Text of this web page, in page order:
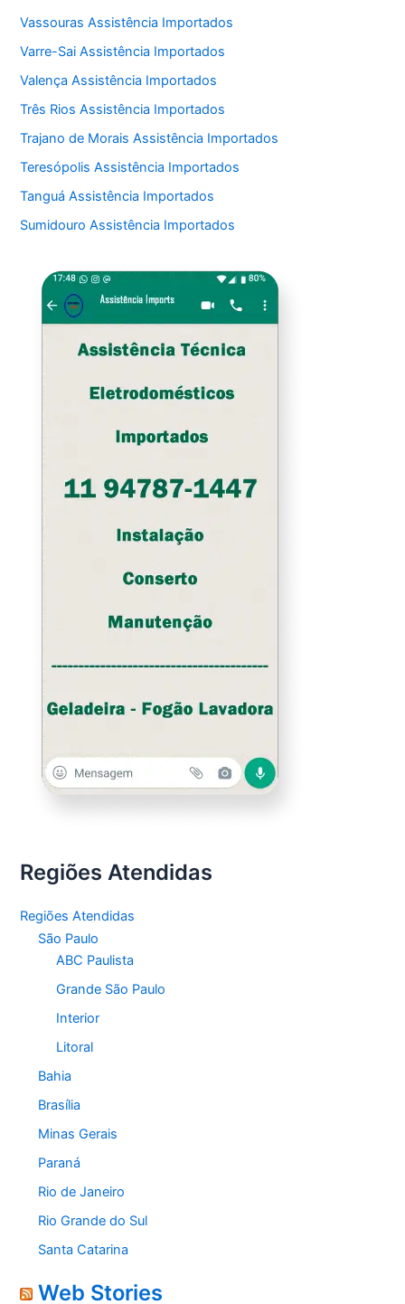
Vassouras Assistência Importados
Varre-Sai Assistência Importados
Valença Assistência Importados
Três Rios Assistência Importados
Trajano de Morais Assistência Importados
Teresópolis Assistência Importados
Tanguá Assistência Importados
Sumidouro Assistência Importados
Regiões Atendidas
Regiões Atendidas
São Paulo
ABC Paulista
Grande São Paulo
Interior
Litoral
Bahia
Brasília
Minas Gerais
Paraná
Rio de Janeiro
Rio Grande do Sul
Santa Catarina
Web Stories